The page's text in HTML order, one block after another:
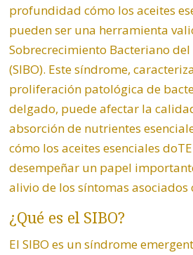
profundidad cómo los aceites
pueden ser una herramienta
Sobrecrecimiento Bacteriano
(SIBO). Este síndrome,
proliferación patológica de
delgado, puede afectar la
absorción de nutrientes
cómo los aceites esenciales
desempeñar un papel
alivio de los síntomas asociados
¿Qué es el SIBO?
El SIBO es un síndrome